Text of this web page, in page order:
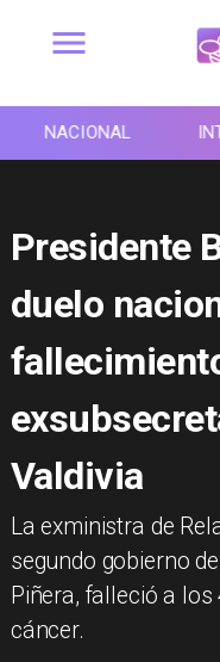
NACIONAL
Presidente
duelo
Valdivia
​La exministra de
segundo gobierno
Piñera, falleció a
cáncer.